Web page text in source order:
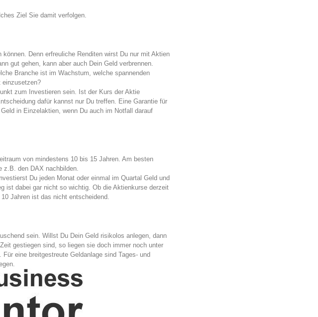
Ziel Sie damit verfolgen.
Denn erfreuliche Renditen wirst Du nur mit Aktien
gut gehen, kann aber auch Dein Geld verbrennen.
Branche ist im Wachstum, welche spannenden
einzusetzen?
zum Investieren sein. Ist der Kurs der Aktie
dafür kannst nur Du treffen. Eine Garantie für
in Einzelaktien, wenn Du auch im Notfall darauf
von mindestens 10 bis 15 Jahren. Am besten
z.B. den DAX nachbilden.
Du jeden Monat oder einmal im Quartal Geld und
ist dabei gar nicht so wichtig. Ob die Aktienkurse derzeit
Jahren ist das nicht entscheidend.
sein. Willst Du Dein Geld risikolos anlegen, dann
gestiegen sind, so liegen sie doch immer noch unter
eine breitgestreute Geldanlage sind Tages- und